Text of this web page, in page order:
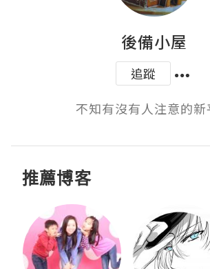
後備小屋
追蹤
不知有沒有人注意的新
推薦博客